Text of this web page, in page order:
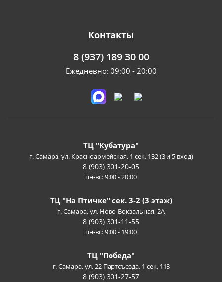
Контакты
8 (937) 189 30 00
Ежедневно: 09:00 - 20:00
ТЦ "Кубатура"
г. Самара, ул. Красноармейская, 1 сек. 132 (3 и 5 вход)
8 (903) 301-20-05
пн-вс: 9:00 - 20:00
ТЦ "На Птичке" сек. 3-2 (3 этаж)
г. Самара, ул. Ново-Вокзальная, 2А
8 (903) 301-11-55
пн-вс: 9:00 - 19:00
ТЦ "Победа"
г. Самара, ул. 22 Партсъезда, 1 сек. 113
8 (903) 301-27-57